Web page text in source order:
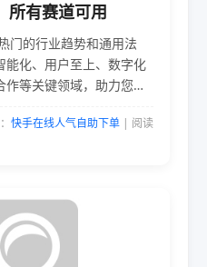
所有赛道可用
门的行业趋势和通用法
能化、用户至上、数字化
等关键领域，助力您在
快手在线人气自助下单 | 阅读